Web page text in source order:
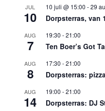
JUL
10
10 juli @ 15:00 -29
Dorpsterras, van
AUG
7
19:30 -21:00
Ten Boer’s Got
AUG
8
17:30 -21:00
Dorpsterras:
AUG
14
19:00 -21:00
Dorpsterras: DJ